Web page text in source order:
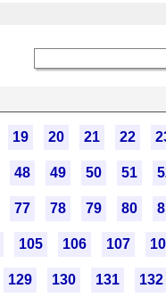
19 20 21 22
48 49 50 51
77 78 79 80
105 106 107
129 130 131 132